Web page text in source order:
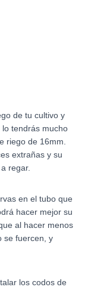
de tu cultivo y
tendrás mucho
riego de 16mm.
extrañas y su
regar.
en el tubo que
hacer mejor su
al hacer menos
se fuercen, y
los codos de